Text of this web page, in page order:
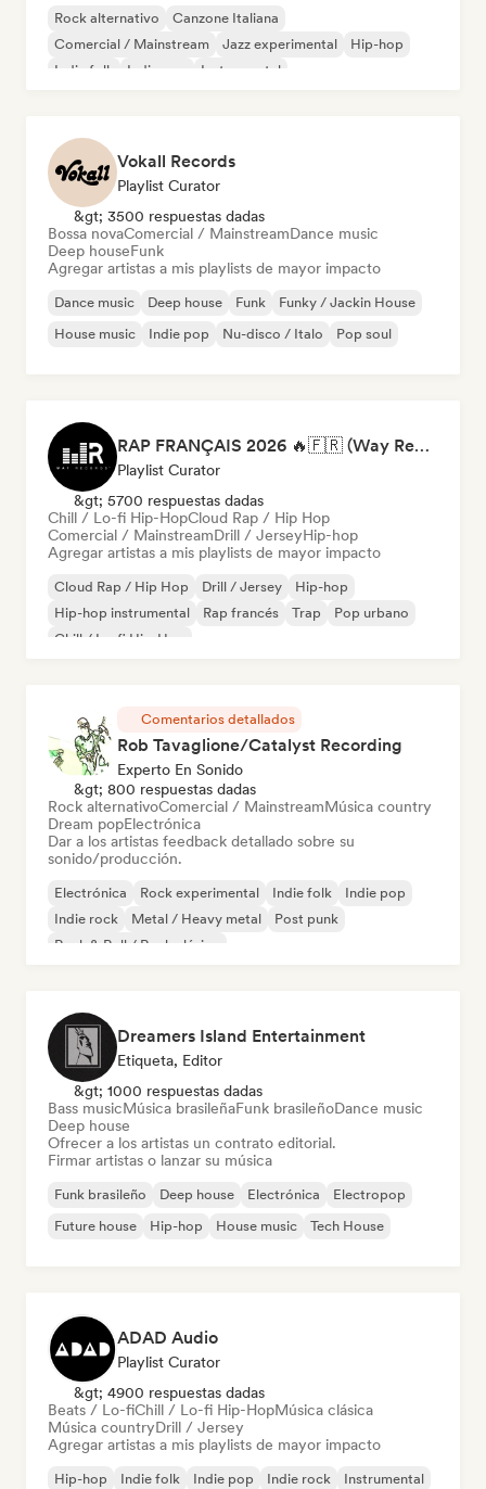
Rock alternativo
Canzone Italiana
Comercial / Mainstream
Jazz experimental
Hip-hop
Indie folk
Indie pop Instrumental
Vokall Records
Playlist Curator
&gt; 3500 respuestas dadas
Bossa novaComercial / MainstreamDance music
Deep houseFunk
Agregar artistas a mis playlists de mayor impacto
Dance music Deep house Funk
Funky / Jackin House
House music
Indie pop Nu-disco / Italo Pop soul
RAP FRANÇAIS 2026 🔥🇫🇷 (Way Records)
Playlist Curator
&gt; 5700 respuestas dadas
Chill / Lo-fi Hip-HopCloud Rap / Hip Hop
Comercial / MainstreamDrill / JerseyHip-hop
Agregar artistas a mis playlists de mayor impacto
Cloud Rap / Hip Hop Drill / Jersey
Hip-hop
Hip-hop instrumental
Rap francés Trap
Pop urbano
Chill / Lo-fi Hip-Hop
Comentarios detallados
Rob Tavaglione/Catalyst Recording
Experto En Sonido
&gt; 800 respuestas dadas
Rock alternativoComercial / MainstreamMúsica country
Dream popElectrónica
Dar a los artistas feedback detallado sobre su
sonido/producción.
Electrónica Rock experimental Indie folk
Indie pop
Indie rock
Metal / Heavy metal
Post punk
Rock & Roll / Rock clásico
Dreamers Island Entertainment
Etiqueta, Editor
&gt; 1000 respuestas dadas
Bass musicMúsica brasileñaFunk brasileñoDance music
Deep house
Ofrecer a los artistas un contrato editorial.
Firmar artistas o lanzar su música
Funk brasileño Deep house Electrónica
Electropop
Future house
Hip-hop House music Tech House
ADAD Audio
Playlist Curator
&gt; 4900 respuestas dadas
Beats / Lo-fiChill / Lo-fi Hip-HopMúsica clásica
Música countryDrill / Jersey
Agregar artistas a mis playlists de mayor impacto
Hip-hop Indie folk Indie pop Indie rock
Instrumental